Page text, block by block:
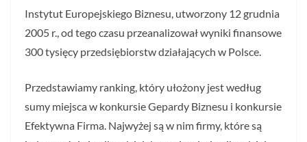
Instytut Europejskiego Biznesu, utworzony 12 grudnia
2005 r., od tego czasu przeanalizował wyniki finansowe
300 tysięcy przedsiębiorstw działających w Polsce.
Przedstawiamy ranking, który ułożony jest według
sumy miejsca w konkursie Gepardy Biznesu i konkursie
Efektywna Firma. Najwyżej są w nim firmy, które są